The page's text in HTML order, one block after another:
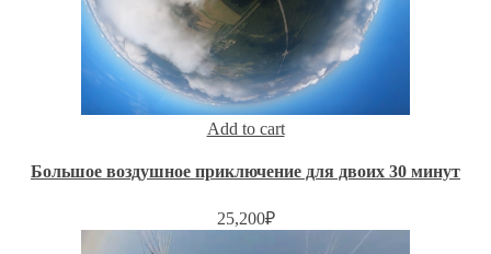
Add to cart
Большое воздушное приключение для двоих 30 минут
25,200₽